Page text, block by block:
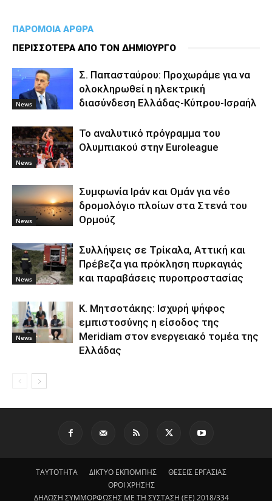
ΠΑΡΟΜΟΙΑ ΑΡΘΡΑ
ΠΕΡΙΣΣΟΤΕΡΑ ΑΠΟ ΤΟΝ ΔΗΜΙΟΥΡΓΟ
News
Σ. Παπασταύρου: Προχωράμε για να
ολοκληρωθεί η ηλεκτρική
διασύνδεση Ελλάδας-Κύπρου-Ισραήλ
News
To αναλυτικό πρόγραμμα του
Ολυμπιακού στην Euroleague
News
Συμφωνία Ιράν και Ομάν για νέο
δρομολόγιο πλοίων στα Στενά του
Ορμούζ
News
Συλλήψεις σε Τρίκαλα, Αττική και
Πρέβεζα για πρόκληση πυρκαγιάς
και παραβάσεις πυροπροστασίας
News
Κ. Μητσοτάκης: Ισχυρή ψήφος
εμπιστοσύνης η είσοδος της
Meridiam στον ενεργειακό τομέα της
Ελλάδας
ΤΑΥΤΟΤΗΤΑ ΔΙΚΤΥΟ ΕΚΠΟΜΠΗΣ
ΘΕΣΕΙΣ ΕΡΓΑΣΙΑΣ
ΟΡΟΙ ΧΡΗΣΗΣ
ΔΗΛΩΣΗ ΣΥΜΜΟΡΦΩΣΗΣ ΜΕ ΤΗ ΣΥΣΤΑΣΗ (ΕΕ) 2018/334